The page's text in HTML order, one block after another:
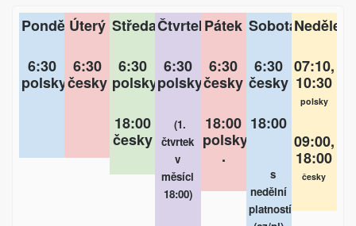
Pondělí
6:30
polsky
Úterý
6:30
česky
Středa
6:30
polsky
18:00
česky
Čtvrtek
6:30
polsky
(1.
čtvrtek
v
měsíci
18:00)
Pátek
6:30
česky
18:00
polsky
.
Sobota
6:30
česky
18:00
s
nedělní
platností
Neděle
07:10,
10:30
polsky
09:00,
18:00
česky